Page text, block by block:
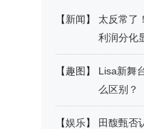
【新闻】
太反常了
利润分化
【趣图 】
Lisa新舞
么区别？
【娱乐】
田馥甄否